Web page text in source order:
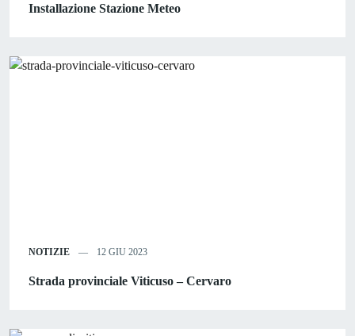
Installazione Stazione Meteo
NOTIZIE 12 GIU 2023
Strada provinciale Viticuso – Cervaro